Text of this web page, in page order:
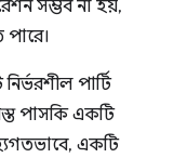
সম্ভব না হয়,
পার্টি
পাসকি একটি
একটি